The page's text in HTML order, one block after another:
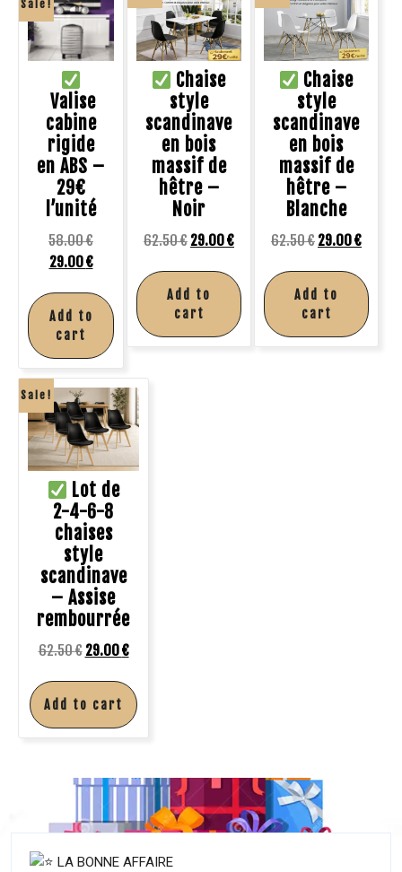
Sale!
Valise
cabine
rigide
en ABS –
29€
l’unité
58.00€
29.00€
Add to
cart
Chaise
style
scandinave
en bois
massif de
hêtre –
Noir
62.50€ 29.00€
Add to
cart
Chaise
style
scandinave
en bois
massif de
hêtre –
Blanche
62.50€ 29.00€
Add to
cart
Sale!
Lot de
2-4-6-8
chaises
style
scandinave
– Assise
rembourrée
62.50€ 29.00€
Add to cart
LA BONNE AFFAIRE